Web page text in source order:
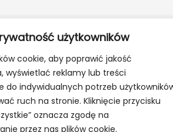
użytkowników
cookie, aby poprawić jakość
wyświetlać reklamy lub treści
do indywidualnych potrzeb
ruch na stronie. Kliknięcie przycisku
oznacza zgodę na
przez nas plików cookie.